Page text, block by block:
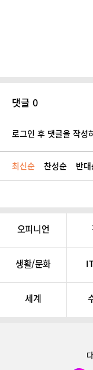
댓글 0
로그인 후 댓글을 작성
최신순 찬성순 반
오피니언
생활/문화
세계